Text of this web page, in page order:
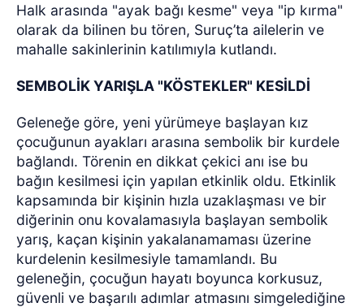
Halk arasında "ayak bağı kesme" veya "ip kırma"
olarak da bilinen bu tören, Suruç’ta ailelerin ve
mahalle sakinlerinin katılımıyla kutlandı.
SEMBOLİK YARIŞLA "KÖSTEKLER" KESİLDİ
Geleneğe göre, yeni yürümeye başlayan kız
çocuğunun ayakları arasına sembolik bir kurdele
bağlandı. Törenin en dikkat çekici anı ise bu
bağın kesilmesi için yapılan etkinlik oldu. Etkinlik
kapsamında bir kişinin hızla uzaklaşması ve bir
diğerinin onu kovalamasıyla başlayan sembolik
yarış, kaçan kişinin yakalanamaması üzerine
kurdelenin kesilmesiyle tamamlandı. Bu
geleneğin, çocuğun hayatı boyunca korkusuz,
güvenli ve başarılı adımlar atmasını simgelediğine